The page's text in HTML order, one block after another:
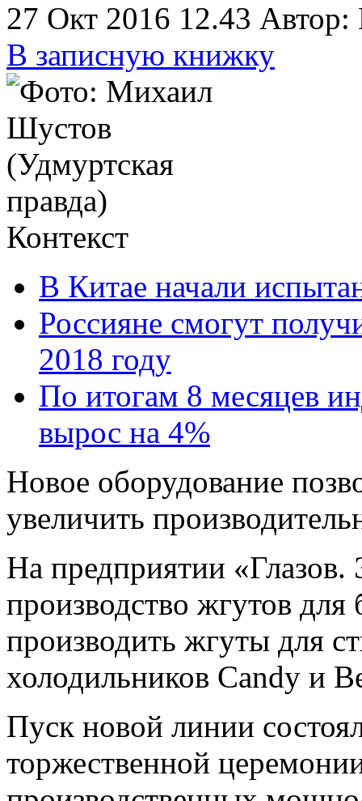
27 Окт 2016 12.43 Автор:
В записную книжку
Контекст
В Китае начали
Россияне смогут
2018 году
По итогам 8 месяцев
вырос на 4%
Новое оборудование
увеличить
На предприятии «Глазов.
производство жгутов
производить жгуты для
холодильников Candy и
Пуск новой линии
торжественной